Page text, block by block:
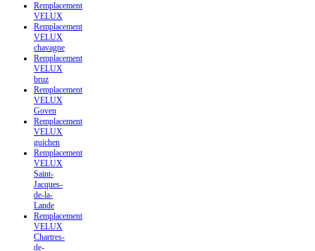
Remplacement
VELUX
Remplacement
VELUX
chavagne
Remplacement
VELUX
bruz
Remplacement
VELUX
Goven
Remplacement
VELUX
guichen
Remplacement
VELUX
Saint-
Jacques-
de-la-
Lande
Remplacement
VELUX
Chartres-
de-